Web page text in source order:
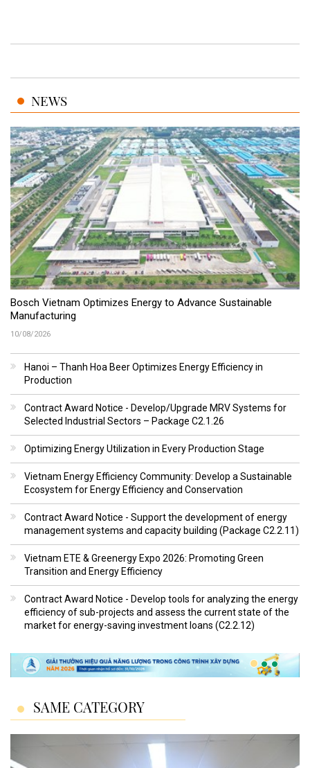
NEWS
Bosch Vietnam Optimizes Energy to Advance Sustainable
Manufacturing
10/08/2026
Hanoi – Thanh Hoa Beer Optimizes Energy Efficiency in
Production
Contract Award Notice - Develop/Upgrade MRV Systems for
Selected Industrial Sectors – Package C2.1.26
Optimizing Energy Utilization in Every Production Stage
Vietnam Energy Efficiency Community: Develop a Sustainable
Ecosystem for Energy Efficiency and Conservation
Contract Award Notice - Support the development of energy
management systems and capacity building (Package C2.2.11)
Vietnam ETE & Greenergy Expo 2026: Promoting Green
Transition and Energy Efficiency
Contract Award Notice - Develop tools for analyzing the energy
efficiency of sub-projects and assess the current state of the
market for energy-saving investment loans (C2.2.12)
SAME CATEGORY